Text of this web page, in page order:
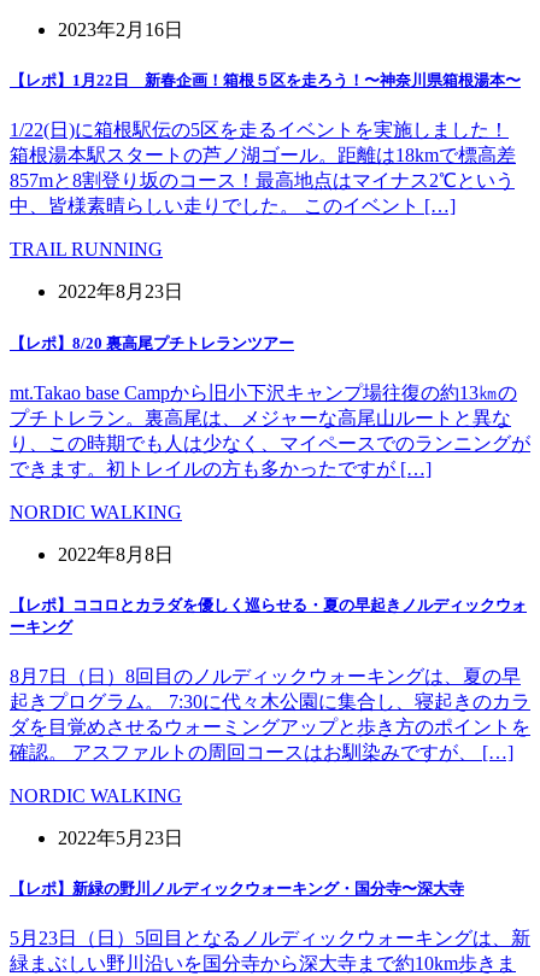
2023年2月16日
【レポ】1月22日 新春企画！箱根５区を走ろう！〜神奈川県箱根湯本〜
1/22(日)に箱根駅伝の5区を走るイベントを実施しました！
箱根湯本駅スタートの芦ノ湖ゴール。距離は18kmで標高差
857mと8割登り坂のコース！最高地点はマイナス2℃という
中、皆様素晴らしい走りでした。 このイベント […]
TRAIL RUNNING
2022年8月23日
【レポ】8/20 裏高尾プチトレランツアー
mt.Takao base Campから旧小下沢キャンプ場往復の約13㎞の
プチトレラン。裏高尾は、メジャーな高尾山ルートと異な
り、この時期でも人は少なく、マイペースでのランニングが
できます。初トレイルの方も多かったですが […]
NORDIC WALKING
2022年8月8日
【レポ】ココロとカラダを優しく巡らせる・夏の早起きノルディックウォ
ーキング
8月7日（日）8回目のノルディックウォーキングは、夏の早
起きプログラム。 7:30に代々木公園に集合し、寝起きのカラ
ダを目覚めさせるウォーミングアップと歩き方のポイントを
確認。 アスファルトの周回コースはお馴染みですが、 […]
NORDIC WALKING
2022年5月23日
【レポ】新緑の野川ノルディックウォーキング・国分寺〜深大寺
5月23日（日）5回目となるノルディックウォーキングは、新
緑まぶしい野川沿いを国分寺から深大寺まで約10km歩きま